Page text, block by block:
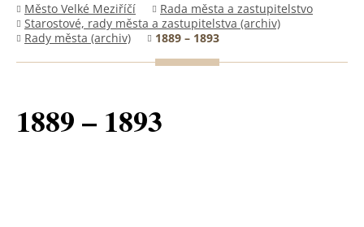
Město Velké Meziříčí
Rada města a zastupitelstvo
Starostové, rady města a zastupitelstva (archiv)
Rady města (archiv)
1889 – 1893
1889 – 1893